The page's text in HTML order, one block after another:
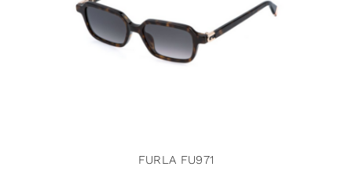
FURLA FU971